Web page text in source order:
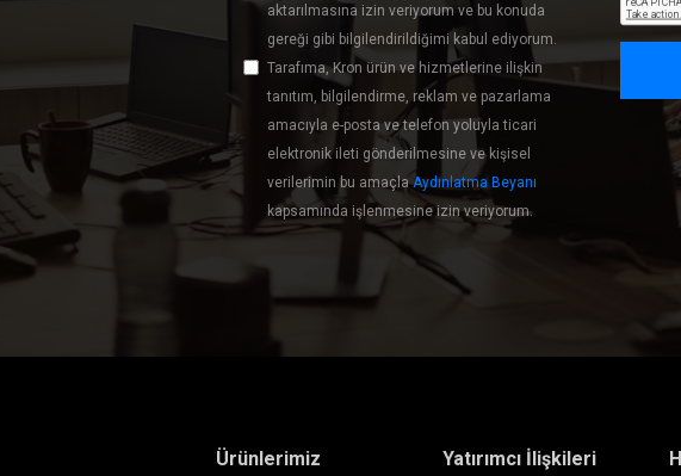
aktarılmasına izin veriyorum ve bu konuda
gereği gibi bilgilendirildiğimi kabul ediyorum.
Tarafıma, Kron ürün ve hizmetlerine ilişkin
tanıtım, bilgilendirme, reklam ve pazarlama
amacıyla e-posta ve telefon yoluyla ticari
elektronik ileti gönderilmesine ve kişisel
verilerimin bu amaçlaAydınlatma Beyanı
kapsamında işlenmesine izin veriyorum.
Ürünlerimiz Yatırımcı İlişkileri